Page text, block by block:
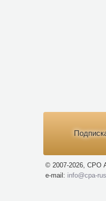
© 2007-2026, СРО
e-mail: info@cpa-